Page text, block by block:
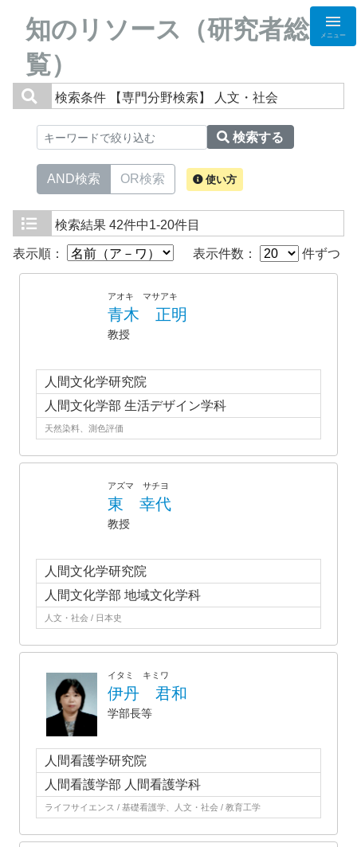
知のリソース（研究者総
覧）
メニュー
検索条件 【専門分野検索】 人文・社会
検索する
AND検索 OR検索 使い方
検索結果 42件中1-20件目
表示順： 表示件数： 件ずつ
アオキ マサアキ
青木 正明
教授
人間文化学研究院
人間文化学部 生活デザイン学科
天然染料、測色評価
アズマ サチヨ
東 幸代
教授
人間文化学研究院
人間文化学部 地域文化学科
人文・社会 / 日本史
イタミ キミワ
伊丹 君和
学部長等
人間看護学研究院
人間看護学部 人間看護学科
ライフサイエンス / 基礎看護学、人文・社会 / 教育工学